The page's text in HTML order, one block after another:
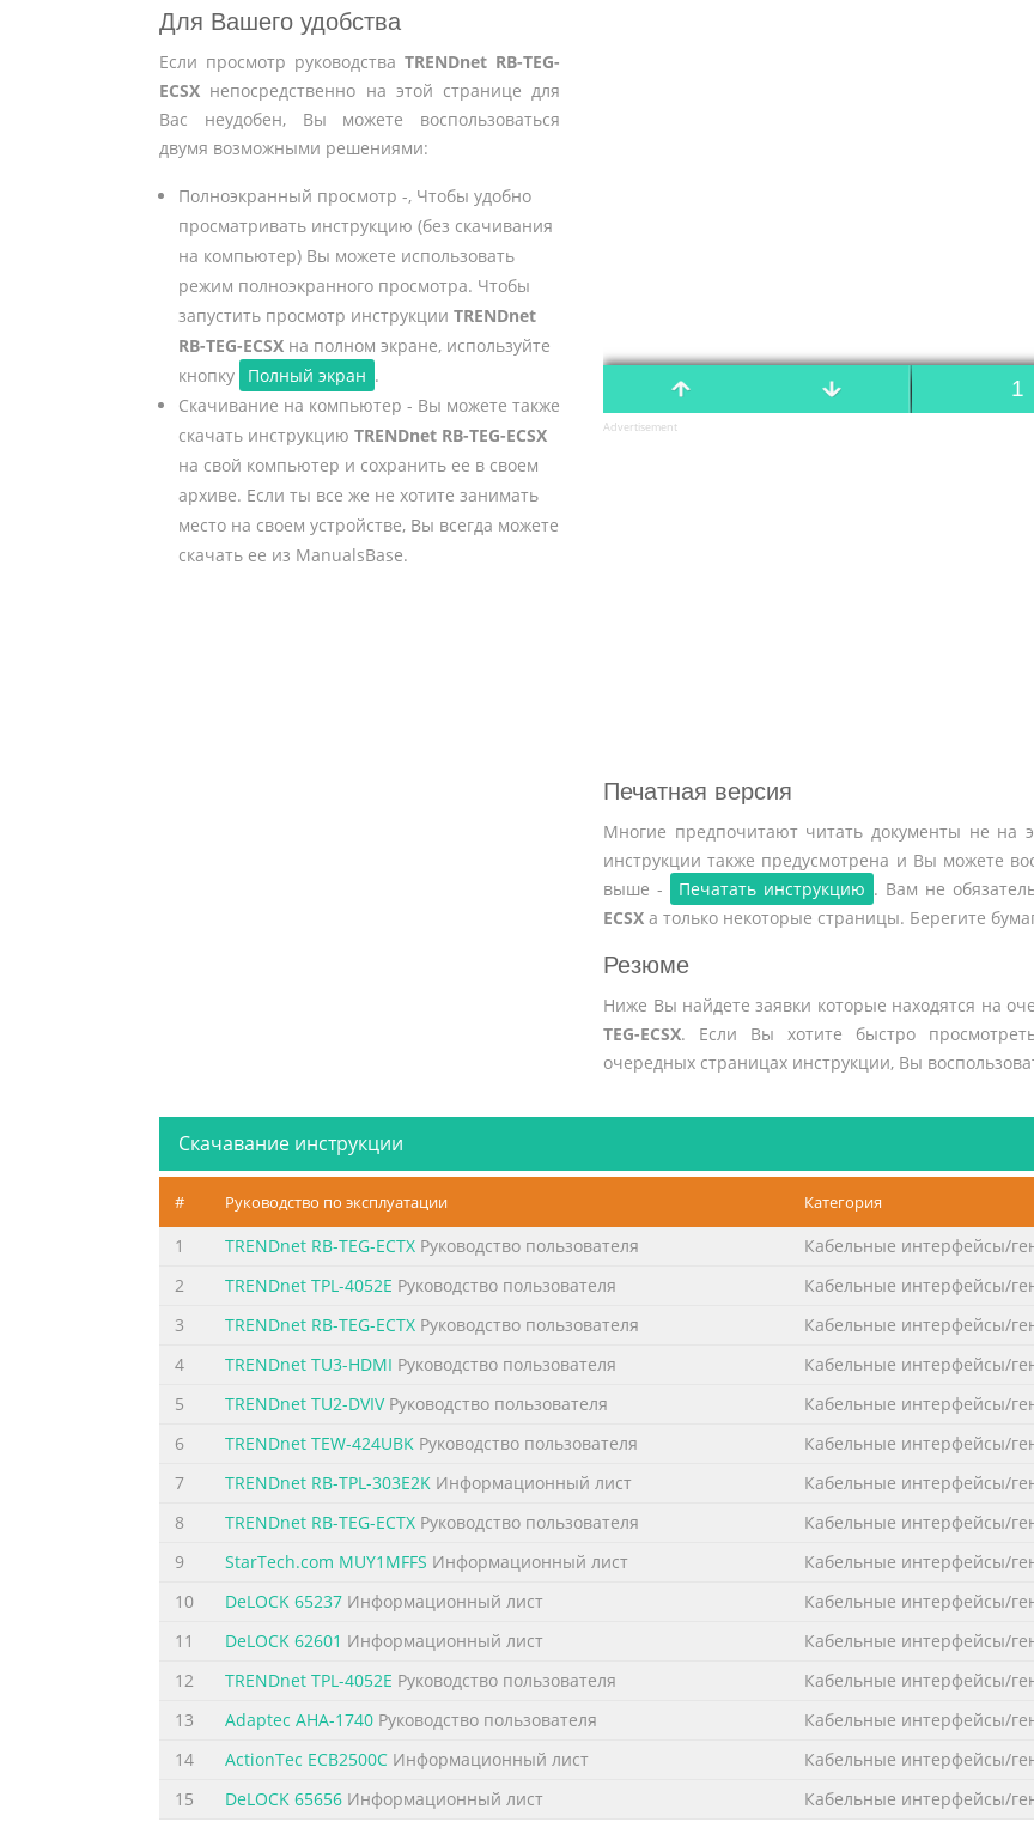
Для Вашего удобства
Если просмотр руководстваTRENDnet RB-TEG-
ECSX непосредственно на этой странице для
Вас неудобен, Вы можете воспользоваться
двумя возможными решениями:
Полноэкранный просмотр -, Чтобы удобно
просматривать инструкцию (без скачивания
на компьютер) Вы можете использовать
режим полноэкранного просмотра. Чтобы
запустить просмотр инструкции TRENDnet
RB-TEG-ECSXна полном экране, используйте
кнопку
Полный экран .
Скачивание на компьютер - Вы можете также
скачать инструкцию TRENDnet RB-TEG-ECSX
на свой компьютер и сохранить ее в своем
архиве. Если ты все же не хотите занимать
место на своем устройстве, Вы всегда можете
скачать ее из ManualsBase.
Advertisement
Печатная версия
Многие предпочитают читать документы не на
инструкции также предусмотрена и Вы можете
выше -
Печатать инструкцию . Вам не
ECSX а только некоторые страницы. Берегите
Резюме
Ниже Вы найдете заявки которые находятся на
TEG-ECSX. Если Вы хотите быстро
очередных страницах инструкции, Вы
Скачавание инструкции
# Руководство по эксплуатации Категория
1 TRENDnet RB-TEG-ECTX Руководство пользователя Кабельные интерфейсы/
2
TRENDnet TPL-4052E Руководство пользователя Кабельные интерфейсы/
3
TRENDnet RB-TEG-ECTX Руководство пользователя Кабельные интерфейсы/
4
TRENDnet TU3-HDMI Руководство пользователя Кабельные интерфейсы/
5
TRENDnet TU2-DVIVРуководство пользователя Кабельные интерфейсы/
6
TRENDnet TEW-424UBK Руководство пользователя Кабельные интерфейсы/
7
TRENDnet RB-TPL-303E2K Информационный лист Кабельные интерфейсы/
8
TRENDnet RB-TEG-ECTX Руководство пользователя Кабельные интерфейсы/
9
StarTech.com MUY1MFFS Информационный лист Кабельные интерфейсы/
10
DeLOCK 65237 Информационный лист Кабельные интерфейсы/
11
DeLOCK 62601 Информационный лист Кабельные интерфейсы/
12
TRENDnet TPL-4052E Руководство пользователя Кабельные интерфейсы/
13
Adaptec AHA-1740 Руководство пользователя Кабельные интерфейсы/
14
ActionTec ECB2500C Информационный лист Кабельные интерфейсы/
15
DeLOCK 65656 Информационный лист Кабельные интерфейсы/